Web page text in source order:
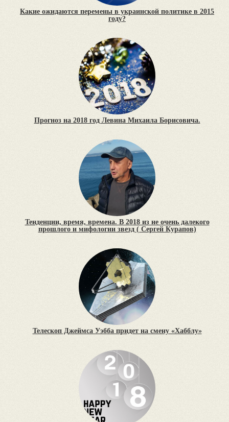
Какие ожидаются перемены в украинской политике в 2015
году?
Прогноз на 2018 год Левина Михаила Борисовича.
Тенденции, время, времена. В 2018 из не очень далекого
прошлого и мифологии звезд ( Сергей Курапов)
Телескоп Джеймса Уэбба придет на смену «Хабблу»